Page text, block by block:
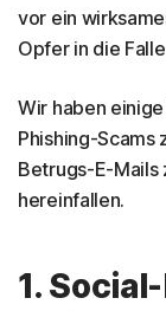
vor ein
Opfer in die
Wir haben
Phishing-Scams
Betrugs-E-Mails
hereinfallen.
1.